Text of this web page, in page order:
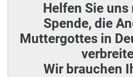
Helfen Sie
Spende, die
Muttergottes in
Wir brauchen